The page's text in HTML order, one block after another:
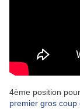
4ème position
premier gros